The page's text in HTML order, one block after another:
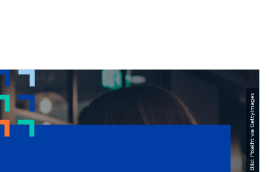
Bild: Pixelfit via GettyImages